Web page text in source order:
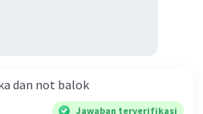
dan not balok​
Jawaban terverifikasi